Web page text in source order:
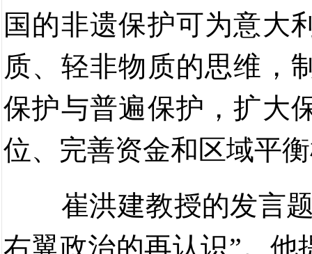
国的非遗保护可为意大
质、轻非物质的思维，
保护与普遍保护，扩大
位、完善资金和区域平
崔洪建教授的发言
右翼政治的再认识”。他